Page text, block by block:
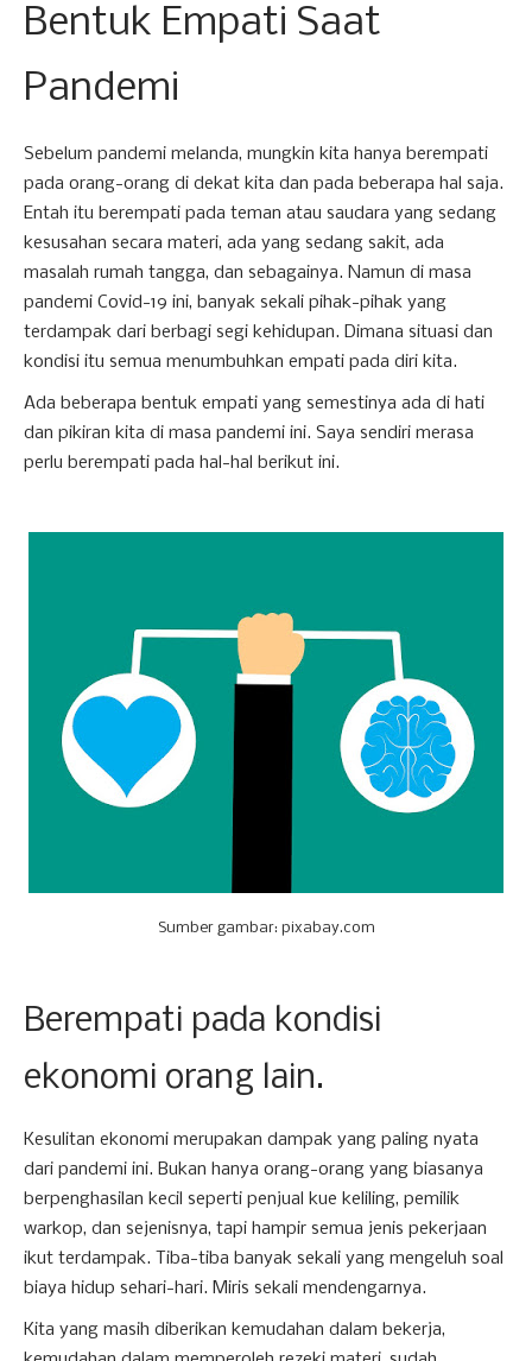
Bentuk Empati Saat
Pandemi
Sebelum pandemi melanda, mungkin kita hanya berempati
pada orang-orang di dekat kita dan pada beberapa hal saja.
Entah itu berempati pada teman atau saudara yang sedang
kesusahan secara materi, ada yang sedang sakit, ada
masalah rumah tangga, dan sebagainya. Namun di masa
pandemi Covid-19 ini, banyak sekali pihak-pihak yang
terdampak dari berbagi segi kehidupan. Dimana situasi dan
kondisi itu semua menumbuhkan empati pada diri kita.
Ada beberapa bentuk empati yang semestinya ada di hati
dan pikiran kita di masa pandemi ini. Saya sendiri merasa
perlu berempati pada hal-hal berikut ini.
Sumber gambar: pixabay.com
Berempati pada kondisi
ekonomi orang lain.
Kesulitan ekonomi merupakan dampak yang paling nyata
dari pandemi ini. Bukan hanya orang-orang yang biasanya
berpenghasilan kecil seperti penjual kue keliling, pemilik
warkop, dan sejenisnya, tapi hampir semua jenis pekerjaan
ikut terdampak. Tiba-tiba banyak sekali yang mengeluh soal
biaya hidup sehari-hari. Miris sekali mendengarnya.
Kita yang masih diberikan kemudahan dalam bekerja,